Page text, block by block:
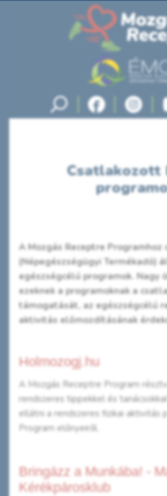
Csatlakozott
A Mozgás Receptre
(Népegészségügyi Termékadó)
egészségcélú programok. Nagy
ezeknek a programoknak a
támogatását, az egészségcélú
aktivitás előmozdításának
Holmozogj.hu
A Mozgás Receptre Program
rendszeres tippekkel és
ellátni a rendszeres fizikai aktivitás
Program előnyeiről.
Bringázz a Munkába! -
Kérékpárosklub